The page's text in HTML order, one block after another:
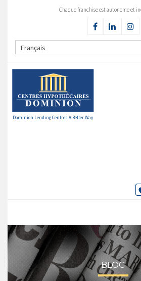
Chaque franchise est autonome et
Français
Dominion Lending Centres A Better Way
BLOG